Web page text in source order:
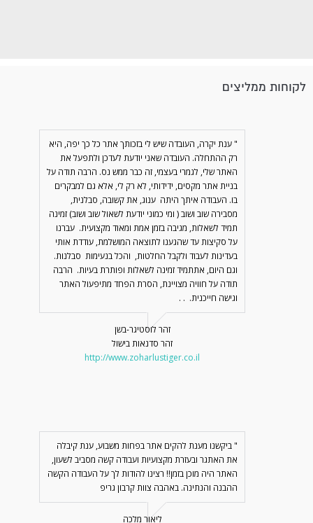
לקוחות ממליצים
" ענת יקרה, העובדה שיש לי בזכותך אתר כל כך יפה, היא
רק ההתחלה. העובדה שאני יודעת לעדכן ולתפעל את
האתר שלי, לגמרי בעצמי, זה כבר ממש נס. הרבה תודה על
בניית אתר מקסים, ידידותי, לא רק לי, אלא גם למבקרים
בו. העבודה איתך היתה ענוג, את קשובה, סבלנית,
מסבירה שוב ושוב ( ומי כמוני יודעת לשאול שוב ושוב) זמינה
תמיד לשאלות, מגיבה בזמן אמת ומאוד מקצועית. עברנו
על סקיצות עד שהגענו לתוצאה המושלמת, עודדת אותי
בעדינות לעבוד ולקבל החלטות, והכל בנעימות סבלנות.
וגם היום, אתתמיד זמינה לשאלות ופותרת בעיות. הרבה
תודה על חוויה מצויינת, הסרת הפחד מתיפעול האתר
וגישה חייכנית. . .
זהר לוסטיגר-בשן
זהר סדנאות בישול
http://www.zoharlustiger.co.il
" ביקשנו מענת להקים אתר בפחות משבוע, ענת קיבלה
את האתגר ובעזרת מקצועיות ועבודה קשה מסביב לשעון,
האתר היה מוכן בזמן!! רצינו להודות לך על העבודה הקשה
ההבנה והנתינה. באהבה צוות קרבון גריפ
ליאור מלכה